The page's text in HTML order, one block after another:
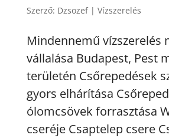
Szerző: Dzsozef| Vízszerelés
Mindennemű vízszerelés
vállalása Budapest, Pest
területén Csőrepedések
gyors elhárítása
ólomcsövek forrasztása
cseréje Csaptelep csere